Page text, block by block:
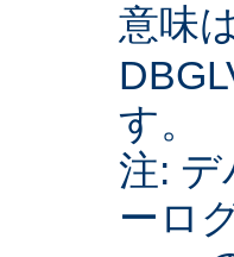
意味
す。
注:
ーロ